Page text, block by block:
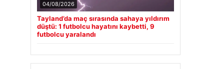
04/08/2026
Tayland’da maç sırasında sahaya yıldırım
düştü: 1 futbolcu hayatını kaybetti, 9
futbolcu yaralandı